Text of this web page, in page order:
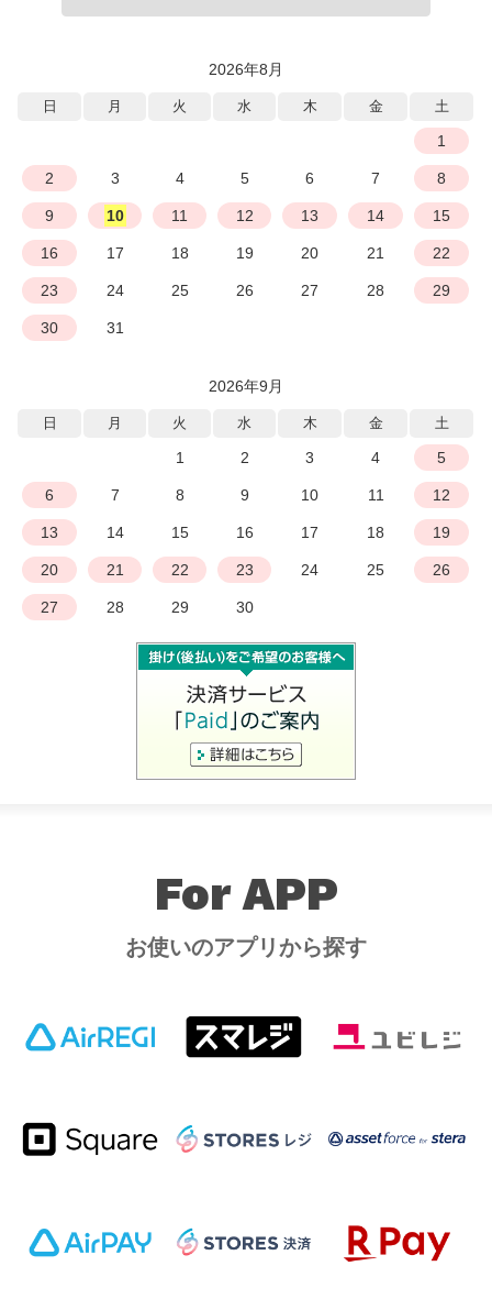
2026年8月
日 月 火 水 木 金 土
1
2 3 4 5 6 7 8
9 10 11 12 13 14 15
16 17 18 19 20 21 22
23 24 25 26 27 28 29
30 31
2026年9月
日 月 火 水 木 金 土
1 2 3 4 5
6 7 8 9 10 11 12
13 14 15 16 17 18 19
20 21 22 23 24 25 26
27 28 29 30
For APP
お使いのアプリから探す